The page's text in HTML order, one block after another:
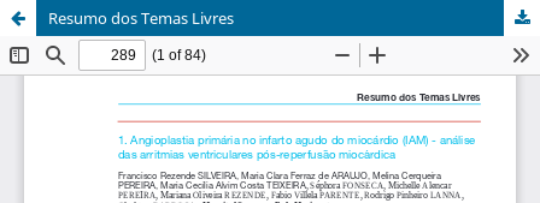
Resumo dos Temas Livres